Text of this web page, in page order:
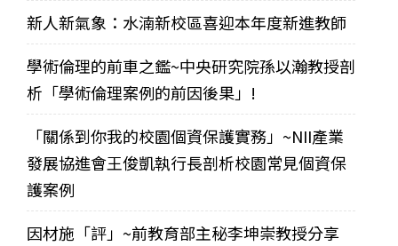
新人新氣象：水湳新校區喜迎本年度新進教師
學術倫理的前車之鑑~中央研究院孫以瀚教授剖
析「學術倫理案例的前因後果」!
「關係到你我的校園個資保護實務」~NII產業
發展協進會王俊凱執行長剖析校園常見個資保
護案例
因材施「評」~前教育部主秘李坤崇教授分享